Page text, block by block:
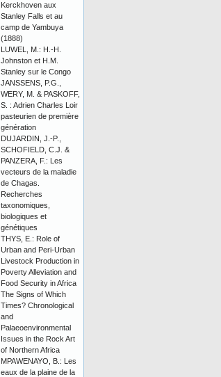
Kerckhoven aux
Stanley Falls et au
camp de Yambuya
(1888)
LUWEL, M.: H.-H.
Johnston et H.M.
Stanley sur le Congo
JANSSENS, P.G.,
WERY, M. & PASKOFF,
S. : Adrien Charles Loir
pasteurien de première
génération
DUJARDIN, J.-P.,
SCHOFIELD, C.J. &
PANZERA, F.: Les
vecteurs de la maladie
de Chagas.
Recherches
taxonomiques,
biologiques et
génétiques
THYS, E.: Role of
Urban and Peri-Urban
Livestock Production in
Poverty Alleviation and
Food Security in Africa
The Signs of Which
Times? Chronological
and
Palaeoenvironmental
Issues in the Rock Art
of Northern Africa
MPAWENAYO, B.: Les
eaux de la plaine de la